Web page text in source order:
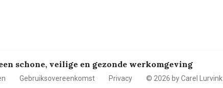
schone, veilige en gezonde werkomgeving
Gebruiksovereenkomst Privacy © 2026 by Carel Lurvink